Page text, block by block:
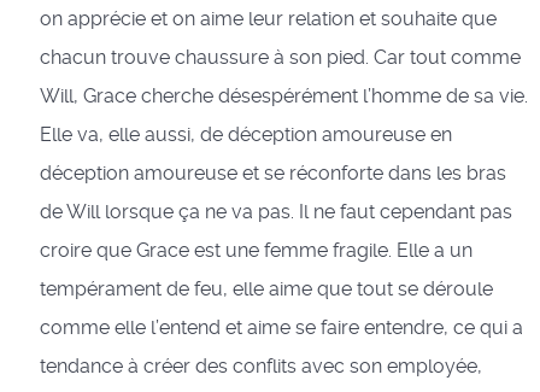
on apprécie et on aime leur relation et souhaite que
chacun trouve chaussure à son pied. Car tout comme
Will, Grace cherche désespérément l’homme de sa vie.
Elle va, elle aussi, de déception amoureuse en
déception amoureuse et se réconforte dans les bras
de Will lorsque ça ne va pas. Il ne faut cependant pas
croire que Grace est une femme fragile. Elle a un
tempérament de feu, elle aime que tout se déroule
comme elle l’entend et aime se faire entendre, ce qui a
tendance à créer des conflits avec son employée,